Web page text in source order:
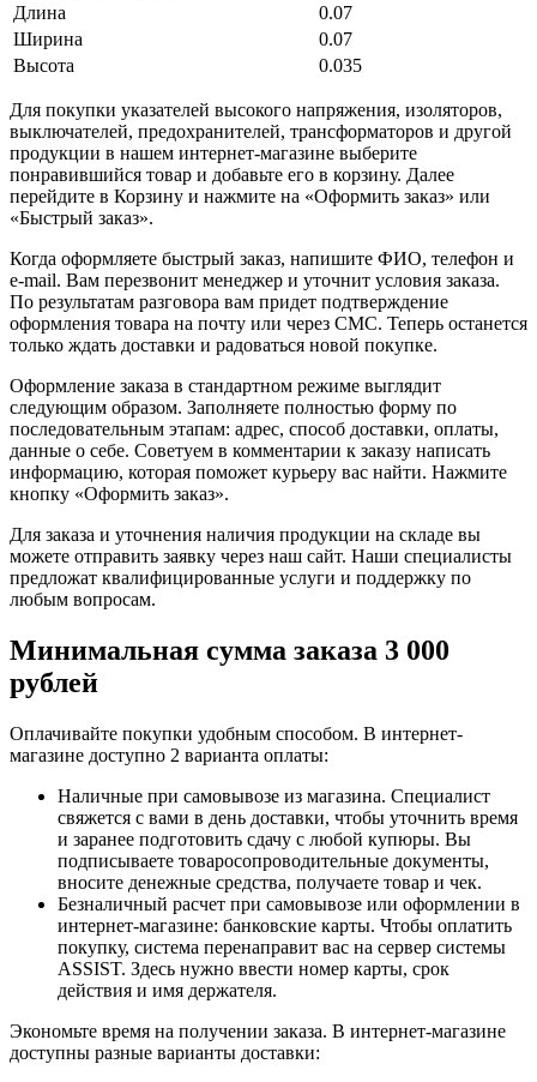
Длина
0.07
Ширина
0.07
Высота
0.035
Для покупки указателей высокого напряжения, изоляторов,
выключателей, предохранителей, трансформаторов и другой
продукции в нашем интернет-магазине выберите
понравившийся товар и добавьте его в корзину. Далее
перейдите в Корзину и нажмите на «Оформить заказ» или
«Быстрый заказ».
Когда оформляете быстрый заказ, напишите ФИО, телефон и
e-mail. Вам перезвонит менеджер и уточнит условия заказа.
По результатам разговора вам придет подтверждение
оформления товара на почту или через СМС. Теперь останется
только ждать доставки и радоваться новой покупке.
Оформление заказа в стандартном режиме выглядит
следующим образом. Заполняете полностью форму по
последовательным этапам: адрес, способ доставки, оплаты,
данные о себе. Советуем в комментарии к заказу написать
информацию, которая поможет курьеру вас найти. Нажмите
кнопку «Оформить заказ».
Для заказа и уточнения наличия продукции на складе вы
можете отправить заявку через наш сайт. Наши специалисты
предложат квалифицированные услуги и поддержку по
любым вопросам.
Минимальная сумма заказа 3 000
рублей
Оплачивайте покупки удобным способом. В интернет-
магазине доступно 2 варианта оплаты:
Наличные при самовывозе из магазина. Специалист
свяжется с вами в день доставки, чтобы уточнить время
и заранее подготовить сдачу с любой купюры. Вы
подписываете товаросопроводительные документы,
вносите денежные средства, получаете товар и чек.
Безналичный расчет при самовывозе или оформлении в
интернет-магазине: банковские карты. Чтобы оплатить
покупку, система перенаправит вас на сервер системы
ASSIST. Здесь нужно ввести номер карты, срок
действия и имя держателя.
Экономьте время на получении заказа. В интернет-магазине
доступны разные варианты доставки: